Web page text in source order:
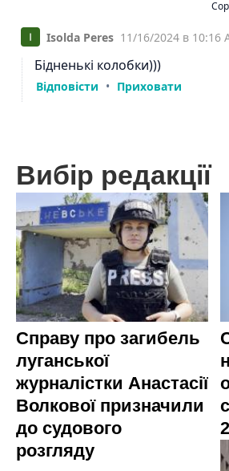
Вибір редакції
Справу про загибель
луганської
журналістки Анастасії
Волкової призначили
до судового
розгляду